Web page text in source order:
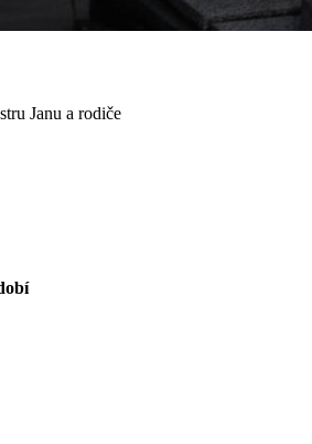
Janu a rodiče
barva